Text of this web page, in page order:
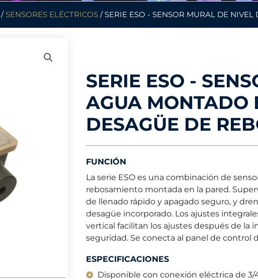
/ SENSORES ELÉCTRICOS / SERIE ESO - SENSOR MURAL DE NIVEL
SERIE ESO -
AGUA MONTADO
DESAGÜE DE
FUNCIÓN
La serie ESO es una combinación de
rebosamiento montada en la pared.
de llenado rápido y apagado seguro, y
desagüe incorporado. Los ajustes
vertical facilitan los ajustes después de la
seguridad. Se conecta al panel de control
ESPECIFICACIONES
Disponible con conexión eléctrica de